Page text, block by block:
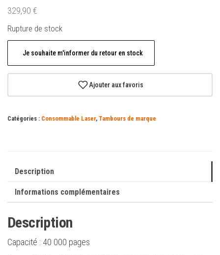
329,90 €
Rupture de stock
Je souhaite m'informer du retour en stock
Ajouter aux favoris
Catégories : Consommable Laser, Tambours de marque
Description
Informations complémentaires
Description
Capacité : 40 000 pages